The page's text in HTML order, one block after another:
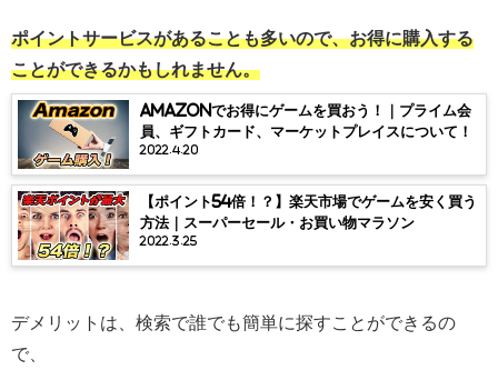
ポイントサービスがあることも多いので、お得に購入する
ことができるかもしれません。
Amazonでお得にゲームを買おう！｜プライム会
員、ギフトカード、マーケットプレイスについて！￼
2022.4.20
【ポイント54倍！？】楽天市場でゲームを安く買う
方法｜スーパーセール・お買い物マラソン
2022.3.25
デメリットは、検索で誰でも簡単に探すことができるの
で、